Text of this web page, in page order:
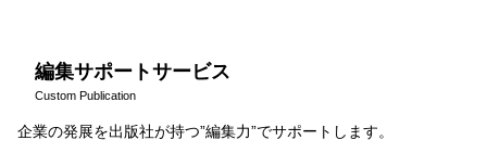
編集サポートサービス
Custom Publication
企業の発展を出版社が持つ”編集力”でサポートします。